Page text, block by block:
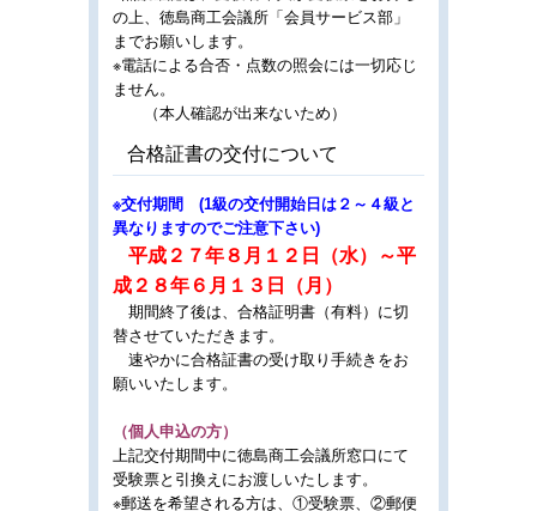
の上、徳島商工会議所「会員サービス部」
までお願いします。
※電話による合否・点数の照会には一切応じ
ません。
（本人確認が出来ないため）
合格証書の交付について
※交付期間 (1級の交付開始日は２～４級と
異なりますのでご注意下さい)
平成２７年８月１２日（水）～平
成２８年６月１３日（月）
期間終了後は、合格証明書（有料）に切
替させていただきます。
速やかに合格証書の受け取り手続きをお
願いいたします。
（個人申込の方）
上記交付期間中に徳島商工会議所窓口にて
受験票と引換えにお渡しいたします。
※郵送を希望される方は、①受験票、②郵便